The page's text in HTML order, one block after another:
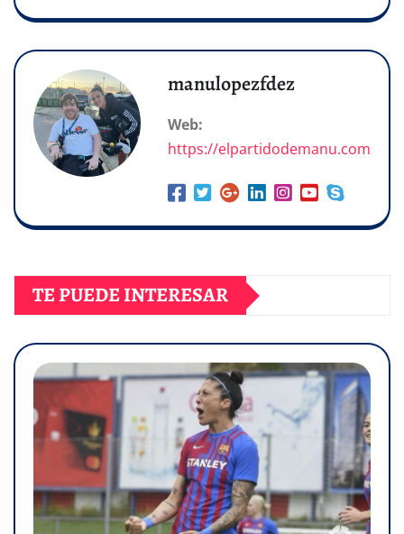
manulopezfdez
Web:
https://elpartidodemanu.com
TE PUEDE INTERESAR